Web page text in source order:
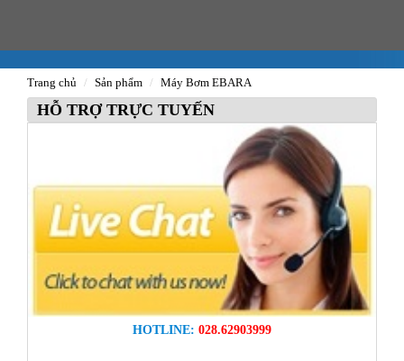
Trang chủ Sản phẩm Máy Bơm EBARA
HỖ TRỢ TRỰC TUYẾN
HOTLINE: 028.62903999